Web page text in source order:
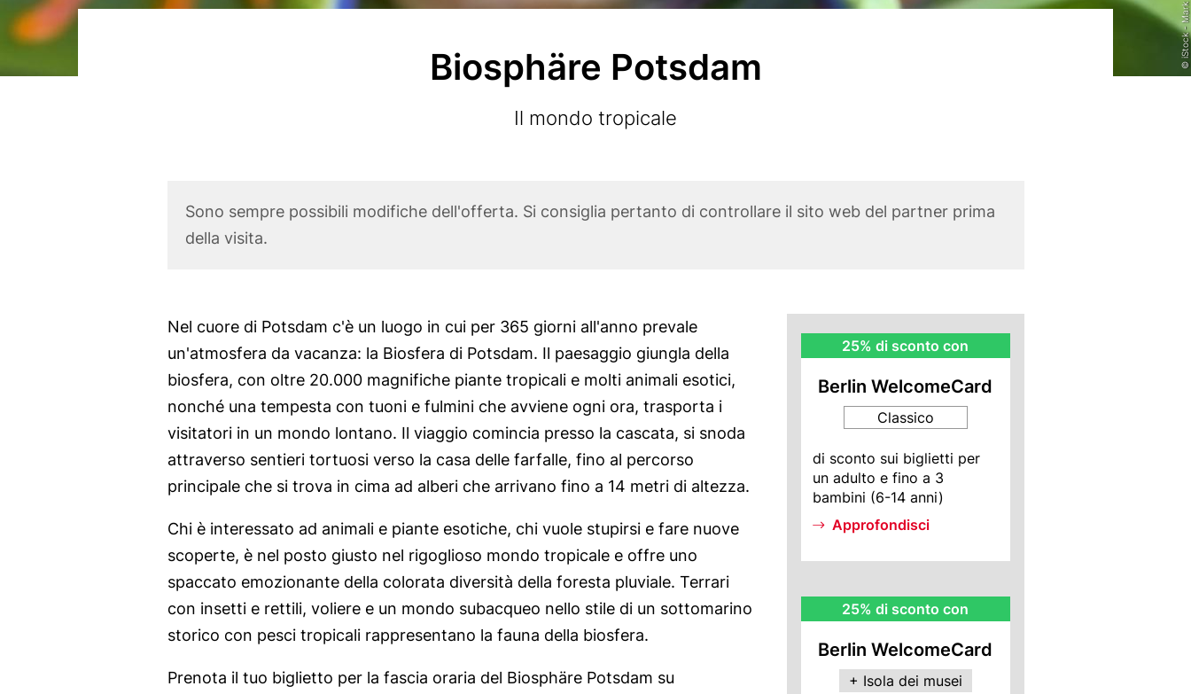
Biosphäre Potsdam
Subtitle
Il mondo tropicale
Corona
Disclaimer
Sono sempre possibili modifiche dell'offerta. Si consiglia pertanto di controllare il sito web del partner prima
della visita.
Body
Nel cuore di Potsdam c'è un luogo in cui per 365 giorni all'anno prevale
un'atmosfera da vacanza: la Biosfera di Potsdam. Il paesaggio giungla della
biosfera, con oltre 20.000 magnifiche piante tropicali e molti animali esotici,
nonché una tempesta con tuoni e fulmini che avviene ogni ora, trasporta i
visitatori in un mondo lontano. Il viaggio comincia presso la cascata, si snoda
attraverso sentieri tortuosi verso la casa delle farfalle, fino al percorso
principale che si trova in cima ad alberi che arrivano fino a 14 metri di altezza.
Chi è interessato ad animali e piante esotiche, chi vuole stupirsi e fare nuove
scoperte, è nel posto giusto nel rigoglioso mondo tropicale e offre uno
spaccato emozionante della colorata diversità della foresta pluviale. Terrari
con insetti e rettili, voliere e un mondo subacqueo nello stile di un sottomarino
storico con pesci tropicali rappresentano la fauna della biosfera.
Prenota il tuo biglietto per la fascia oraria del Biosphäre Potsdam su
BWC
Rebate
25% di sconto con
Berlin WelcomeCard
Classico
BWC
Info
di sconto sui biglietti per
un adulto e fino a 3
bambini (6-14 anni)
Approfondisci
Rebate
25% di sconto con
Berlin WelcomeCard
+ Isola dei musei